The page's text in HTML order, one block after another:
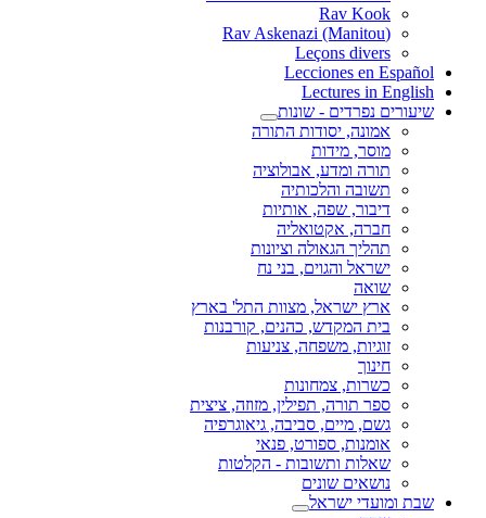
Rav Kook
(Rav Askenazi (Manitou
Leçons divers
Lecciones en Español
Lectures in English
שיעורים נפרדים - שונות
אמונה, יסודות התורה
מוסר, מידות
תורה ומדע, אבולוציה
תשובה והלכותיה
דיבור, שפה, אותיות
חברה, אקטואליה
תהליך הגאולה וציונות
ישראל והגוים, בני נח
שואה
ארץ ישראל, מצוות התל' בארץ
בית המקדש, כהנים, קורבנות
זוגיות, משפחה, צניעות
חינוך
כשרות, צמחונות
ספר תורה, תפילין, מזוזה, ציצית
גשם, מיים, סביבה, גיאוגרפיה
אומנות, ספורט, פנאי
שאלות ותשובות - הקלטות
נושאים שונים
שבת ומועדי ישראל